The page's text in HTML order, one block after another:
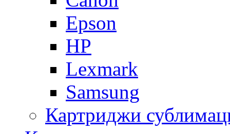
Epson
HP
Lexmark
Samsung
Картриджи